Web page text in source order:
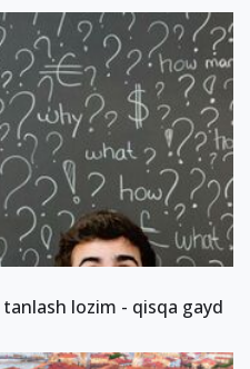
lozim - qisqa gayd